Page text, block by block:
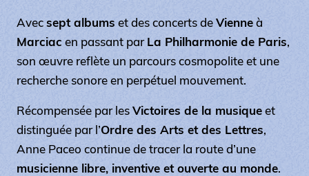
Avecsept albums et des concerts deVienneà
Marciac en passant parLa Philharmonie de Paris,
son œuvre reflète un parcours cosmopolite et une
recherche sonore en perpétuel mouvement.
Récompensée par lesVictoires de la musiqueet
distinguée par l’Ordre des Arts et des Lettres,
Anne Paceo continue de tracer la route d’une
musicienne libre, inventive et ouverte au monde.